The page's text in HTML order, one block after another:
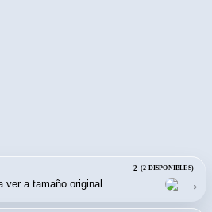
2 (2 DISPONIBLES)
›